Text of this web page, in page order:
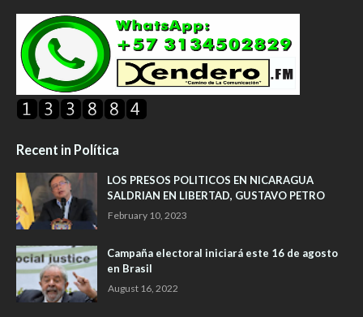
Recent in Política
LOS PRESOS POLITICOS EN NICARAGUA
SALDRIAN EN LIBERTAD, GUSTAVO PETRO
February 10, 2023
Campaña electoral iniciará este 16 de agosto
en Brasil
August 16, 2022